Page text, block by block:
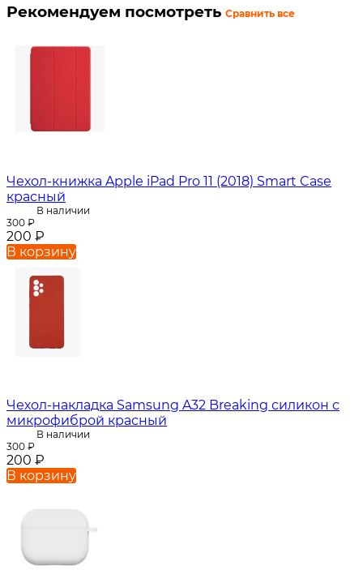
Рекомендуем посмотреть Сравнить все
Чехол-книжка Apple iPad Pro 11 (2018) Smart Case
красный
В наличии
300 ₽
200 ₽
В корзину
Чехол-накладка Samsung A32 Breaking силикон с
микрофиброй красный
В наличии
300 ₽
200 ₽
В корзину